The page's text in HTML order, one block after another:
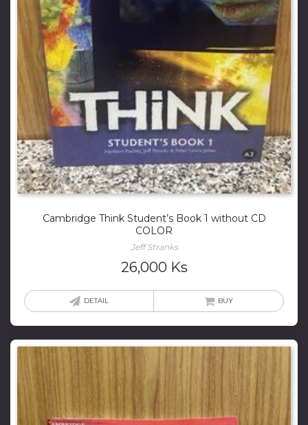
Cambridge Think Student’s Book 1 without CD
COLOR
Jeff Stranks
26,000 Ks
DETAIL BUY